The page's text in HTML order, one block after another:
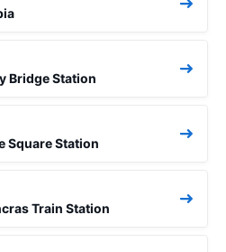
Bridge Station
Square Station
Train Station